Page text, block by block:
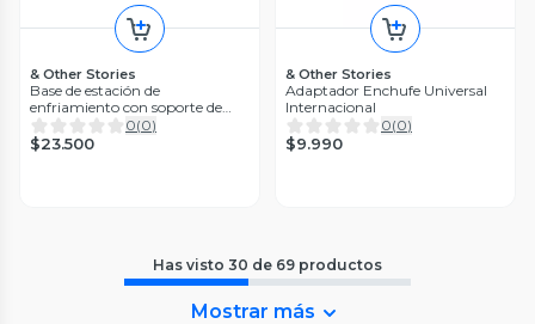
& Other Stories
Base de estación de
enfriamiento con soporte de
consola vertical compatible P5
PRO /FOR P5/P5 SLIM
0(0)
$23.500
& Other Stories
Adaptador Enchufe Universal
Internacional
0(0)
$9.990
Has visto 30 de 69 productos
Mostrar más